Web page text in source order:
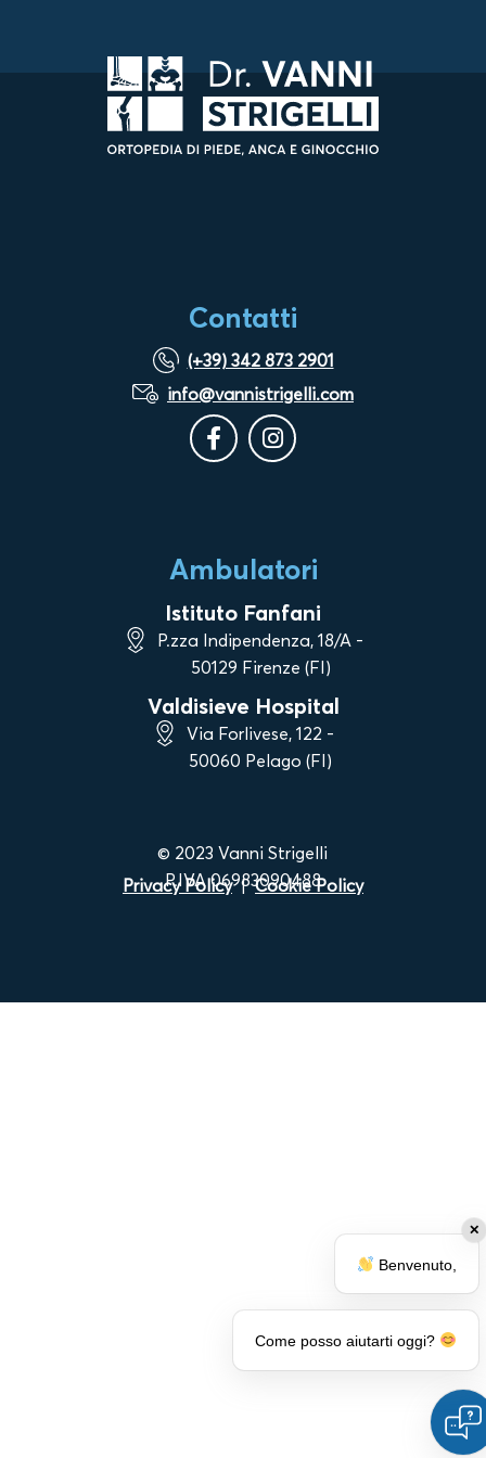
Contatti
(+39) 342 873 2901
info@vannistrigelli.com
Ambulatori
Istituto Fanfani
P.zza Indipendenza, 18/A -
50129 Firenze (FI)
Valdisieve Hospital
Via Forlivese, 122 -
50060 Pelago (FI)
© 2023 Vanni Strigelli
P.IVA 06983090488
Privacy Policy|Cookie Policy
✕
Benvenuto,
Come posso aiutarti oggi?